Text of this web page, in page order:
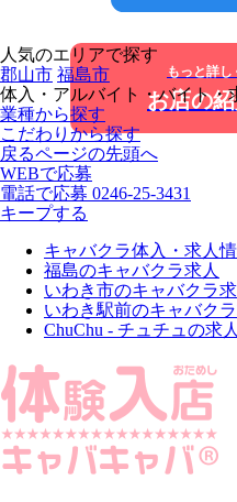
もっと詳
お店の
人気のエリアで探す
郡山市 福島市
体入・アルバイト・バイト・
業種から探す
こだわりから探す
戻るページの先頭へ
WEBで応募
電話で応募 0246-25-3431
キープする
キャバクラ体入・求人
福島のキャバクラ求人
いわき市のキャバクラ求
いわき駅前のキャバクラ
ChuChu - チュチュの求